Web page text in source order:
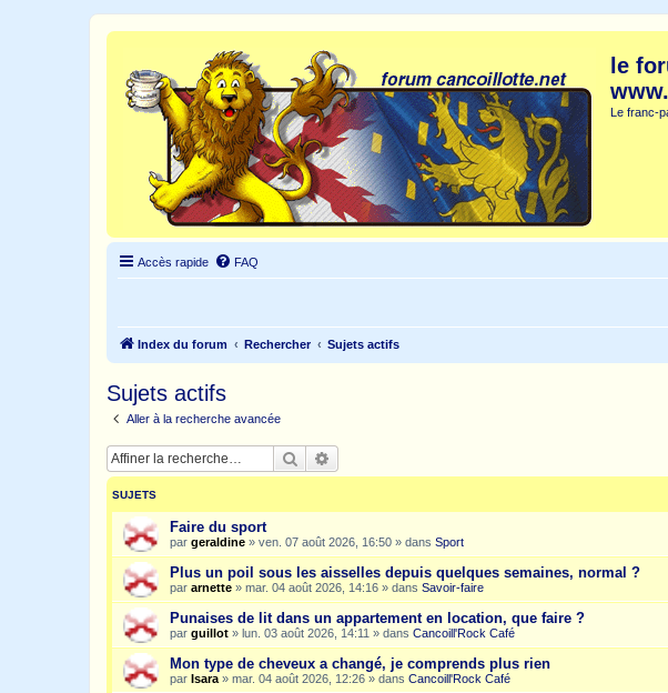
le
Le franc-
Accès rapide FAQ
Index du forum Rechercher Sujets actifs
Sujets actifs
Aller à la recherche avancée
Rechercher
SUJETS
Faire du sport
par geraldine » ven. 07 août 2026, 16:50 » dans Sport
Plus un poil sous les aisselles depuis quelques semaines, normal ?
par arnette » mar. 04 août 2026, 14:16 » dans Savoir-faire
Punaises de lit dans un appartement en location, que faire ?
par guillot » lun. 03 août 2026, 14:11 » dans Cancoill'Rock Café
Mon type de cheveux a changé, je comprends plus rien
par Isara » mar. 04 août 2026, 12:26 » dans Cancoill'Rock Café